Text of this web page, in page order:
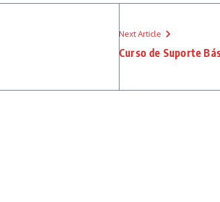
Next Article
Curso de Suporte